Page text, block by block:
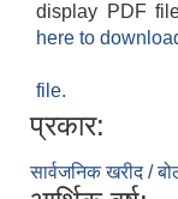
display PDF
here to
file.
प्रकार:
सार्वजनिक खरीद /